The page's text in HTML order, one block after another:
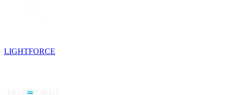
LIGHTFORCE